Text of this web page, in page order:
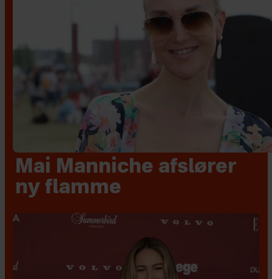
Mai Manniche afslører
ny flamme